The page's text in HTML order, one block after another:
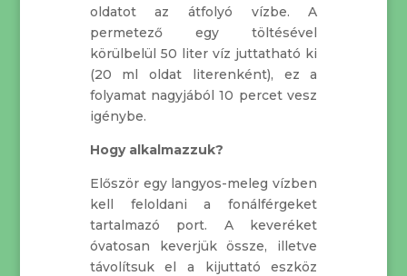
oldatot az átfolyó vízbe. A
permetező egy töltésével
körülbelül 50 liter víz juttatható ki
(20 ml oldat literenként), ez a
folyamat nagyjából 10 percet vesz
igénybe.
Hogy alkalmazzuk?
Először egy langyos-meleg vízben
kell feloldani a fonálférgeket
tartalmazó port. A keveréket
óvatosan keverjük össze, illetve
távolítsuk el a kijuttató eszköz